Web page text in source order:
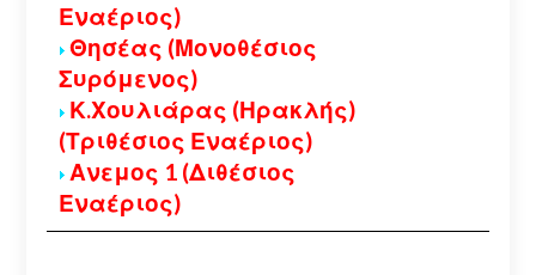
Εναέριος)
Θησέας (Μονοθέσιος
Συρόμενος)
Κ.Χουλιάρας (Ηρακλής)
(Τριθέσιος Εναέριος)
Ανεμος 1 (Διθέσιος
Εναέριος)